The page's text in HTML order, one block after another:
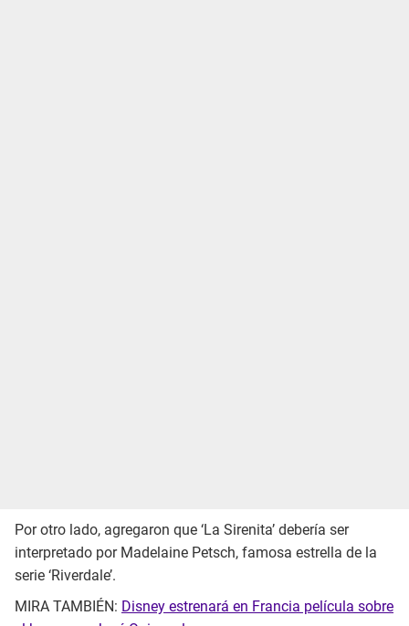
Por otro lado, agregaron que ‘La Sirenita’ debería ser
interpretado por Madelaine Petsch, famosa estrella de la
serie ‘Riverdale’.
MIRA TAMBIÉN: Disney estrenará en Francia película sobre